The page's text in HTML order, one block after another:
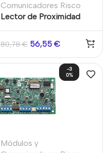
Comunicadores Risco
Lector de Proximidad
circuito impreso
80,78€ 56,55 €
-3
0%
Módulos y